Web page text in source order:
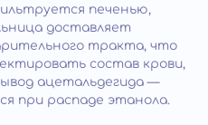
печенью,
доставляет
тракта, что
состав крови,
ацетальдегида —
при распаде этанола.